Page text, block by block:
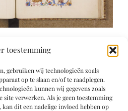
toestemming
gebruiken wij technologieën zoals
op te slaan en/of te raadplegen.
kunnen wij gegevens zoals
site verwerken. Als je geen toestemming
dit een nadelige invloed hebben op
| Powered byROCK Design